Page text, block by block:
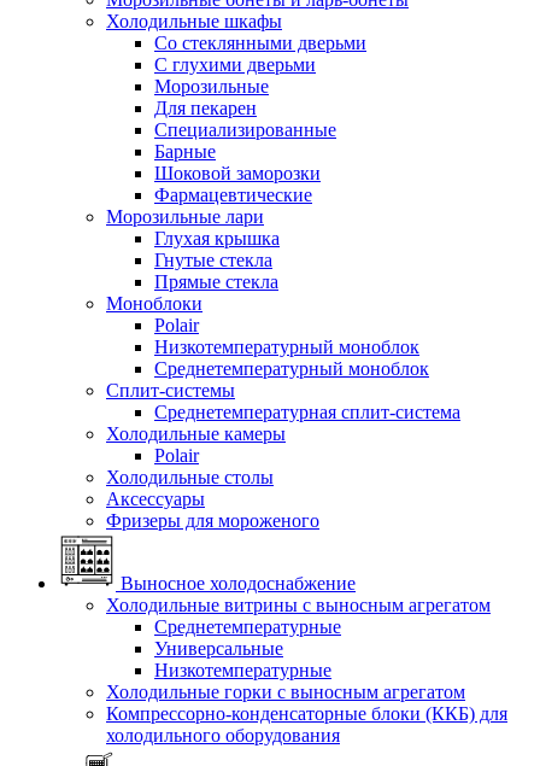
Холодильные шкафы
Со стеклянными дверьми
С глухими дверьми
Морозильные
Для пекарен
Специализированные
Барные
Шоковой заморозки
Фармацевтические
Морозильные лари
Глухая крышка
Гнутые стекла
Прямые стекла
Моноблоки
Polair
Низкотемпературный моноблок
Среднетемпературный моноблок
Сплит-системы
Среднетемпературная сплит-система
Холодильные камеры
Polair
Холодильные столы
Аксессуары
Фризеры для мороженого
Выносное холодоснабжение
Холодильные витрины с выносным агрегатом
Среднетемпературные
Универсальные
Низкотемпературные
Холодильные горки с выносным агрегатом
Компрессорно-конденсаторные блоки (ККБ) для
холодильного оборудования